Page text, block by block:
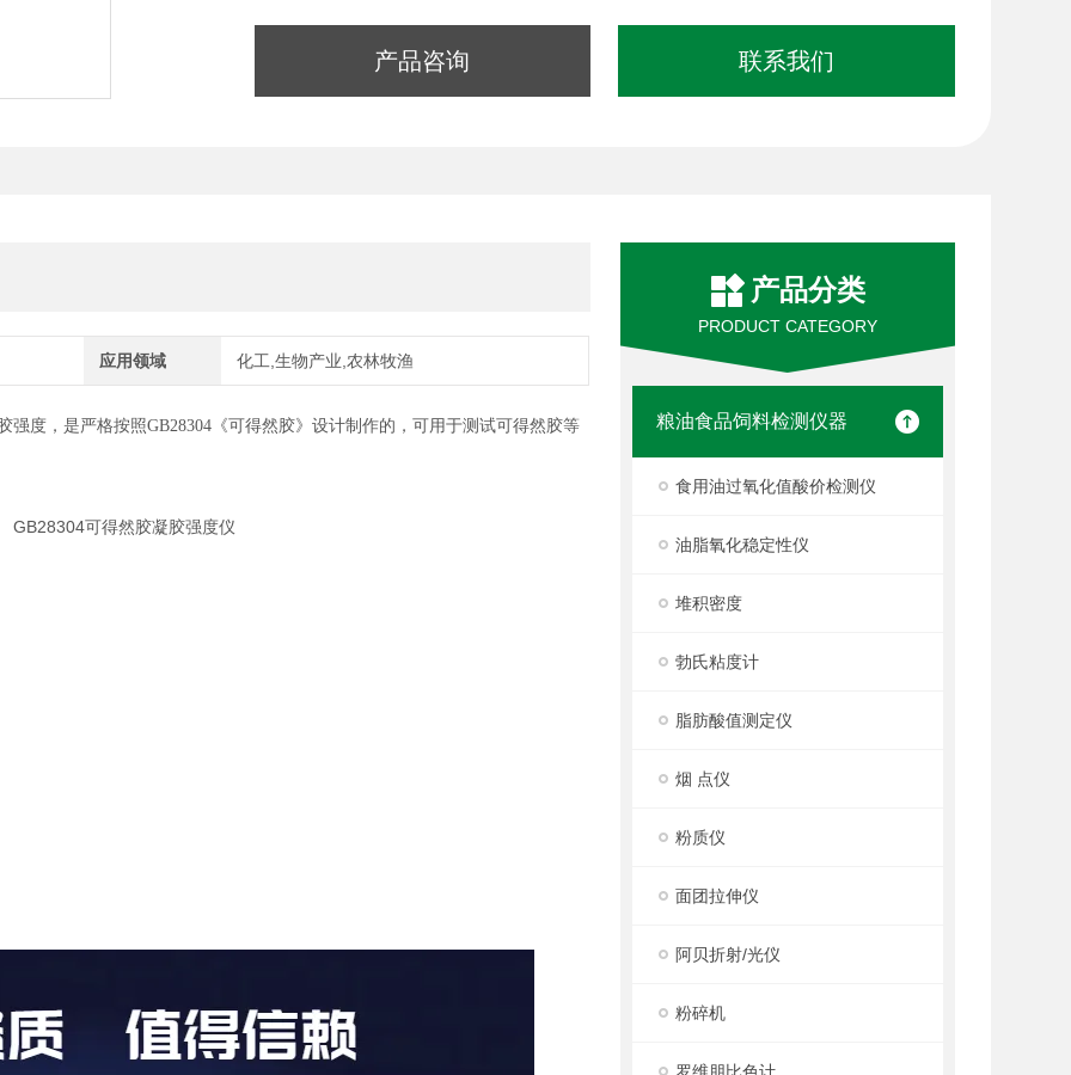
产品咨询 联系我们
产品分类
PRODUCT CATEGORY
粮油食品饲料检测仪器
食用油过氧化值酸价检测仪
油脂氧化稳定性仪
堆积密度
勃氏粘度计
脂肪酸值测定仪
烟 点仪
粉质仪
面团拉伸仪
阿贝折射/光仪
粉碎机
应用领域 化工,生物产业,农林牧渔
强度，是严格按照GB28304《可得然胶》设计制作的，可用于测试可得然胶等